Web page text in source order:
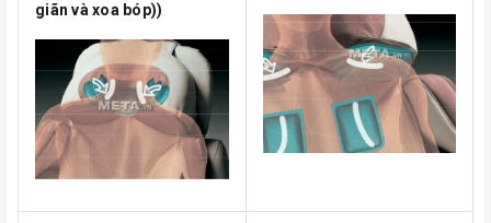
giãn và xoa bóp))